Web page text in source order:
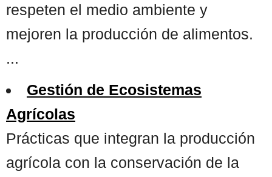
respeten el medio ambiente y
mejoren la producción de alimentos.
...
Gestión de Ecosistemas
Agrícolas
Prácticas que integran la producción
agrícola con la conservación de la